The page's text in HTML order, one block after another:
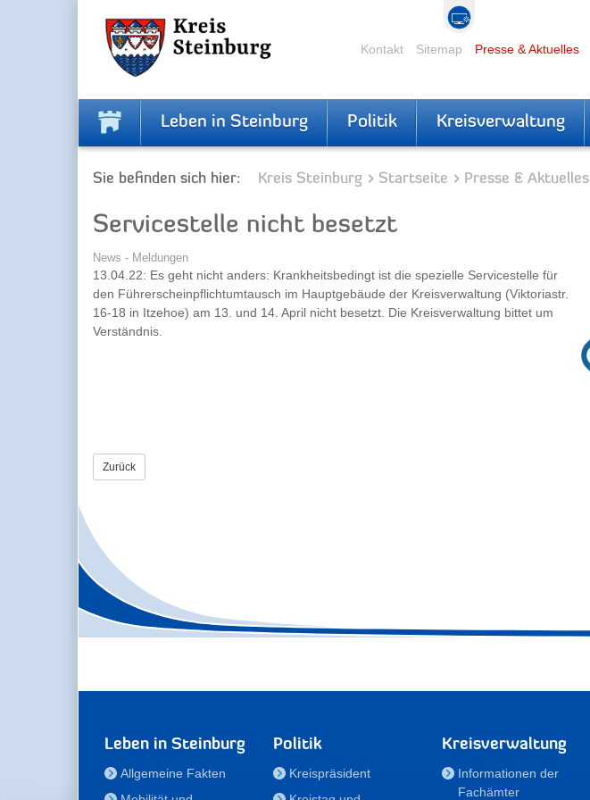
Kontakt Sitemap Presse & Aktuelles
Leben in Steinburg Politik Kreisverwaltung
Sie befinden sich hier: Kreis Steinburg Startseite Presse & Aktuelles
Servicestelle nicht besetzt
News - Meldungen
13.04.22: Es geht nicht anders: Krankheitsbedingt ist die spezielle Servicestelle für
den Führerscheinpflichtumtausch im Hauptgebäude der Kreisverwaltung (Viktoriastr.
16-18 in Itzehoe) am 13. und 14. April nicht besetzt. Die Kreisverwaltung bittet um
Verständnis.
Zurück
Leben in Steinburg
Allgemeine Fakten
Politik
Kreispräsident
Kreisverwaltung
Informationen der
Fachämter